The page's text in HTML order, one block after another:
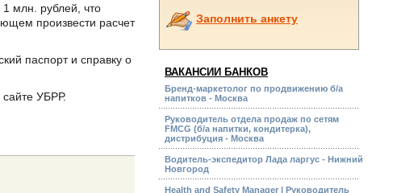
1 млн. рублей, что
произвести расчет
паспорт и справку о
УБРР.
Заполнить анкету
ВАКАНСИИ БАНКОВ
Бренд-маркетолог по продвижению б/а
напитков - Москва
Руководитель отдела продаж по сетям
FMCG (б/а напитки, кондитерка),
дистрибуция - Москва
Водитель-экспедитор Лада ларгус - Нижний
Новгород
Health and Safety Manager | Руководитель